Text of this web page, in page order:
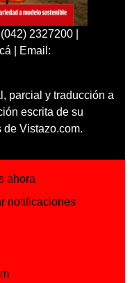
2327200 |
| Email:
parcial y traducción a
escrita de su
de Vistazo.com.
ahora
notificaciones